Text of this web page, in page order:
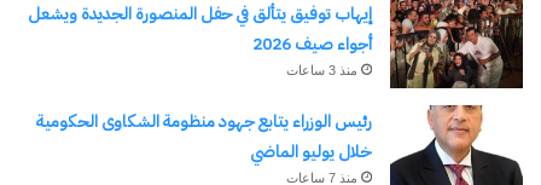
وبدأت هذه الأفكار تنتشر في العديد من مراكز
الدراسات الاستراتيجية، التي تقول أن القارئ أو متخذ
القرار لن يفرض عليه الرأي بعد اليوم، فأمامه
المعلومات والبيانات ليدرس هو ويحلل، ولقد استهوت
هذه الطريقة بعض الشباب في المجتمع الأوروبي، الذي
إيهاب توفيق يتألق في حفل المنصورة الجديدة ويشعل
أجواء صيف 2026
منذ 3 ساعات
رئيس الوزراء يتابع جهود منظومة الشكاوى الحكومية
خلال يوليو الماضي
منذ 7 ساعات